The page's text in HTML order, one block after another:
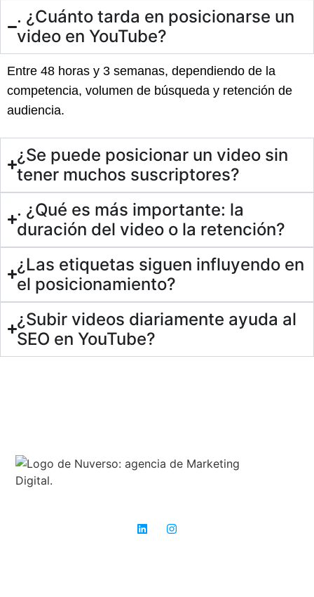
. ¿Cuánto tarda en posicionarse un
video en YouTube?
Entre 48 horas y 3 semanas, dependiendo de la
competencia, volumen de búsqueda y retención de
audiencia.
¿Se puede posicionar un video sin
tener muchos suscriptores?
. ¿Qué es más importante: la
duración del video o la retención?
¿Las etiquetas siguen influyendo en
el posicionamiento?
¿Subir videos diariamente ayuda al
SEO en YouTube?